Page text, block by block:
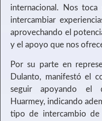
internacional. Nos toca
intercambiar
aprovechando el
y el apoyo que nos
Por su parte en
Dulanto, manifestó el
seguir apoyando el
Huarmey, indicando
tipo de intercambio de